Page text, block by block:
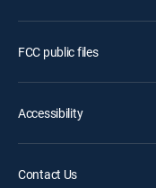
FCC public files
Accessibility
Contact Us